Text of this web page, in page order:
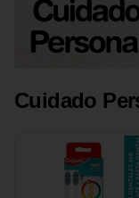
Cuidado